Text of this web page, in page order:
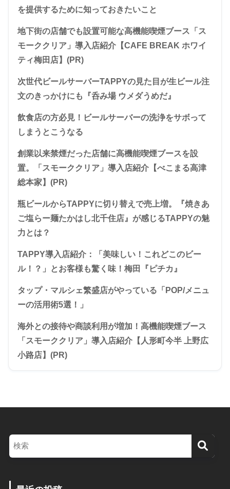
を提供するために知っておきたいこと
地下街の店舗でも設置可能な高機能喫煙ブース「ス
モーククリア」導入店紹介【CAFE BREAK ホワイ
ティ梅田店】(PR)
次世代ビールサーバーTAPPYの見た目が生ビール注
文のきっかけにも『呑み場 ウメダうめだ』
飲食店の方必見！ビールサーバーの洗浄をサボって
しまうとこうなる
創業以来禁煙だった店舗に高機能喫煙ブースを設
置。「スモーククリア」導入店紹介【べこまる高津
総本家】(PR)
瓶ビールからTAPPYに切り替えで売上増。『焼きあ
ご塩らー麺たかはし北千住店』が感じるTAPPYの魅
力とは？
TAPPY導入店紹介：「美味しい！これどこのビー
ル！？」とお客様も驚く味！梅田『ピチカ』
タップ・マルシェ繁盛店がやっている「POP/メニュ
ーの活用術5選！」
海外との接待や商談利用が増加！高機能喫煙ブース
「スモーククリア」導入店紹介【人形町今半 上野広
小路店】(PR)